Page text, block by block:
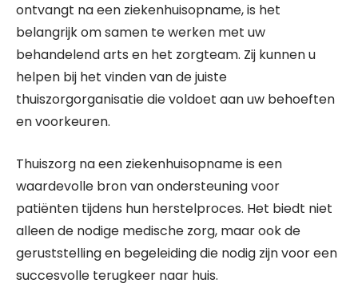
ontvangt na een ziekenhuisopname, is het
belangrijk om samen te werken met uw
behandelend arts en het zorgteam. Zij kunnen u
helpen bij het vinden van de juiste
thuiszorgorganisatie die voldoet aan uw behoeften
en voorkeuren.
Thuiszorg na een ziekenhuisopname is een
waardevolle bron van ondersteuning voor
patiënten tijdens hun herstelproces. Het biedt niet
alleen de nodige medische zorg, maar ook de
geruststelling en begeleiding die nodig zijn voor een
succesvolle terugkeer naar huis.